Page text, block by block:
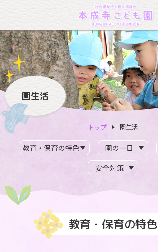
園生活
トップ 園生活
教育・保育の特色 園の一日
安全対策
教育・保育の特色